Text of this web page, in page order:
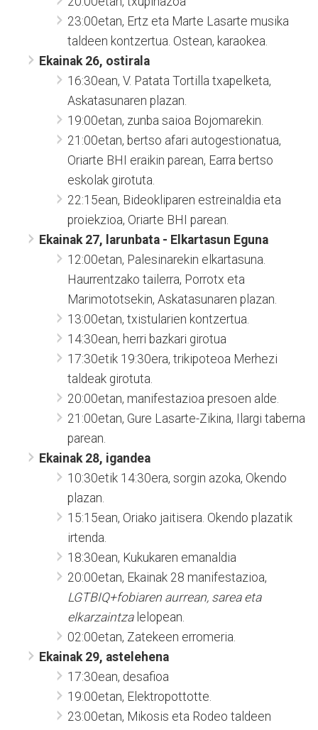
23:00etan, Ertz eta Marte Lasarte musika
taldeen kontzertua. Ostean, karaokea.
Ekainak 26, ostirala
16:30ean, V. Patata Tortilla txapelketa,
Askatasunaren plazan.
19:00etan, zunba saioa Bojomarekin.
21:00etan, bertso afari autogestionatua,
Oriarte BHI eraikin parean, Earra bertso
eskolak girotuta.
22:15ean, Bideokliparen estreinaldia eta
proiekzioa, Oriarte BHI parean.
Ekainak 27, larunbata - Elkartasun Eguna
12:00etan, Palesinarekin elkartasuna.
Haurrentzako tailerra, Porrotx eta
Marimototsekin, Askatasunaren plazan.
13:00etan, txistularien kontzertua.
14:30ean, herri bazkari girotua
17:30etik 19:30era, trikipoteoa Merhezi
taldeak girotuta.
20:00etan, manifestazioa presoen alde.
21:00etan, Gure Lasarte-Zikina, Ilargi taberna
parean.
Ekainak 28, igandea
10:30etik 14:30era, sorgin azoka, Okendo
plazan.
15:15ean, Oriako jaitisera. Okendo plazatik
irtenda.
18:30ean, Kukukaren emanaldia
20:00etan, Ekainak 28 manifestazioa,
LGTBIQ+fobiaren aurrean, sarea eta
elkarzaintzalelopean.
02:00etan, Zatekeen erromeria.
Ekainak 29, astelehena
17:30ean, desafioa
19:00etan, Elektropottotte.
23:00etan, Mikosis eta Rodeo taldeen